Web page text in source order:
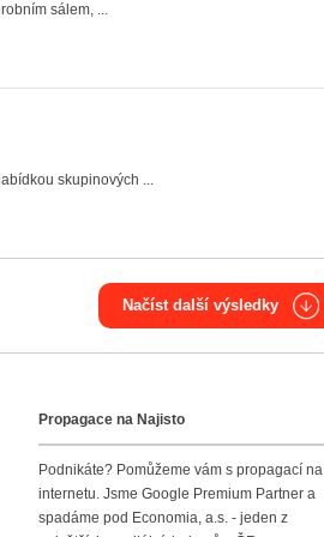
sálem, ...
skupinových ...
Načíst další výsledky
Najisto
Propagace na Najisto
Podnikáte? Pomůžeme vám s propagací na
internetu. Jsme Google Premium Partner a
spadáme pod Economia, a.s. - jeden z